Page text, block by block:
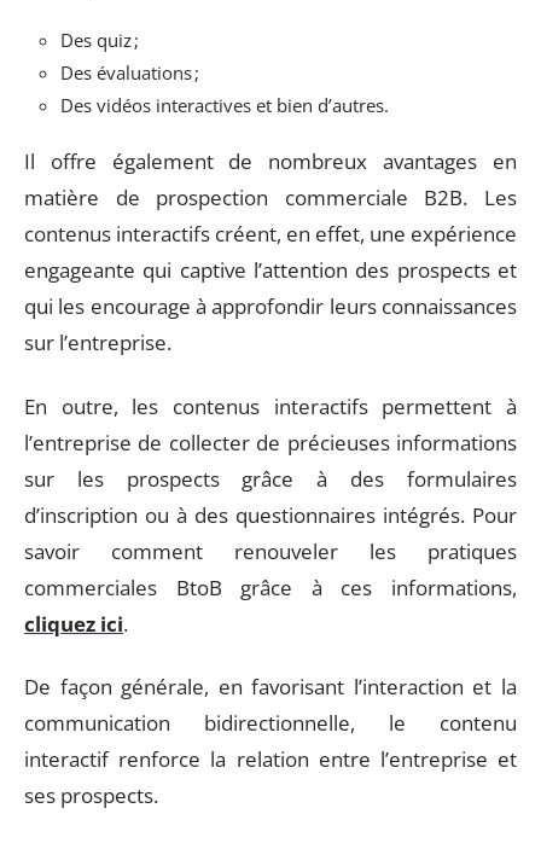
Des quiz ;
Des évaluations ;
Des vidéos interactives et bien d’autres.
Il offre également de nombreux avantages en
matière de prospection commerciale B2B. Les
contenus interactifs créent, en effet, une expérience
engageante qui captive l’attention des prospects et
qui les encourage à approfondir leurs connaissances
sur l’entreprise.
En outre, les contenus interactifs permettent à
l’entreprise de collecter de précieuses informations
sur les prospects grâce à des formulaires
d’inscription ou à des questionnaires intégrés. Pour
savoir comment renouveler les pratiques
commerciales BtoB grâce à ces informations,
cliquez ici.
De façon générale, en favorisant l’interaction et la
communication bidirectionnelle, le contenu
interactif renforce la relation entre l’entreprise et
ses prospects.